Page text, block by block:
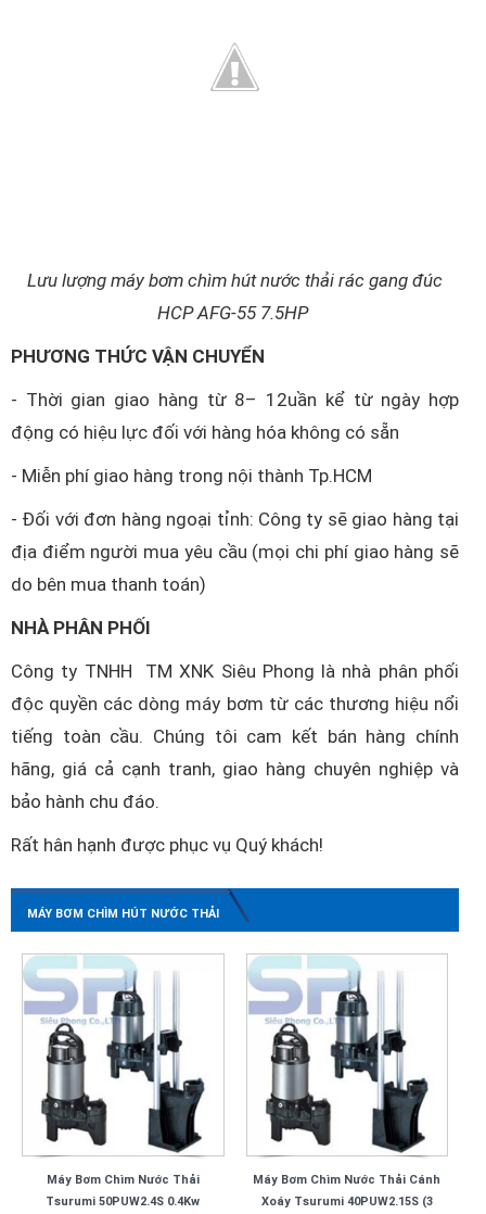
Lưu lượng máy bơm chìm hút nước thải rác gang đúc
HCP AFG-55 7.5HP
PHƯƠNG THỨC VẬN CHUYỂN
- Thời gian giao hàng từ 8– 12uần kể từ ngày hợp
động có hiệu lực đối với hàng hóa không có sẵn
- Miễn phí giao hàng trong nội thành Tp.HCM
- Đối với đơn hàng ngoại tỉnh: Công ty sẽ giao hàng tại
địa điểm người mua yêu cầu (mọi chi phí giao hàng sẽ
do bên mua thanh toán)
NHÀ PHÂN PHỐI
Công ty TNHH TM XNK Siêu Phong là nhà phân phối
độc quyền các dòng máy bơm từ các thương hiệu nổi
tiếng toàn cầu. Chúng tôi cam kết bán hàng chính
hãng, giá cả cạnh tranh, giao hàng chuyên nghiệp và
bảo hành chu đáo.
Rất hân hạnh được phục vụ Quý khách!
MÁY BƠM CHÌM HÚT NƯỚC THẢI
Máy Bơm Chìm Nước Thải
Tsurumi 50PUW2.4S 0.4Kw
Máy Bơm Chìm Nước Thải Cánh
Xoáy Tsurumi 40PUW2.15S (3